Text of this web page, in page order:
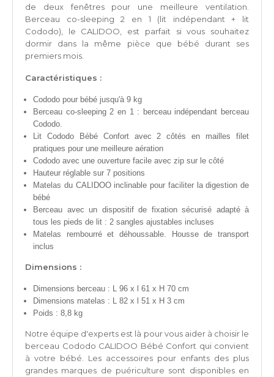
de deux fenêtres pour une meilleure ventilation.
Berceau co-sleeping 2 en 1 (lit indépendant + lit
Cododo), le CALIDOO, est parfait si vous souhaitez
dormir dans la même pièce que bébé durant ses
premiers mois.
Caractéristiques :
Cododo pour bébé jusqu'à 9 kg
Berceau co-sleeping 2 en 1 : berceau indépendant berceau
Cododo.
Lit Cododo Bébé Confort avec 2 côtés en mailles filet
pratiques pour une meilleure aération
Cododo avec une ouverture facile avec zip sur le côté
Hauteur réglable sur 7 positions
Matelas du CALIDOO inclinable pour faciliter la digestion de
bébé
Berceau avec un dispositif de fixation sécurisé adapté à
tous les pieds de lit : 2 sangles ajustables incluses
Matelas rembourré et déhoussable. Housse de transport
inclus
Dimensions :
Dimensions berceau : L 96 x l 61 x H 70 cm
Dimensions matelas : L 82 x l 51 x H 3 cm
Poids : 8,8 kg
Notre équipe d'experts est là pour vous aider à choisir le
berceau Cododo CALIDOO Bébé Confort qui convient
à votre bébé. Les accessoires pour enfants des plus
grandes marques de puériculture sont disponibles en